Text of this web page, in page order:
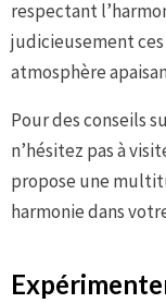
respectant
judicieusement
atmosphère
Pour des conseils
n’hésitez pas à
propose une
harmonie dans